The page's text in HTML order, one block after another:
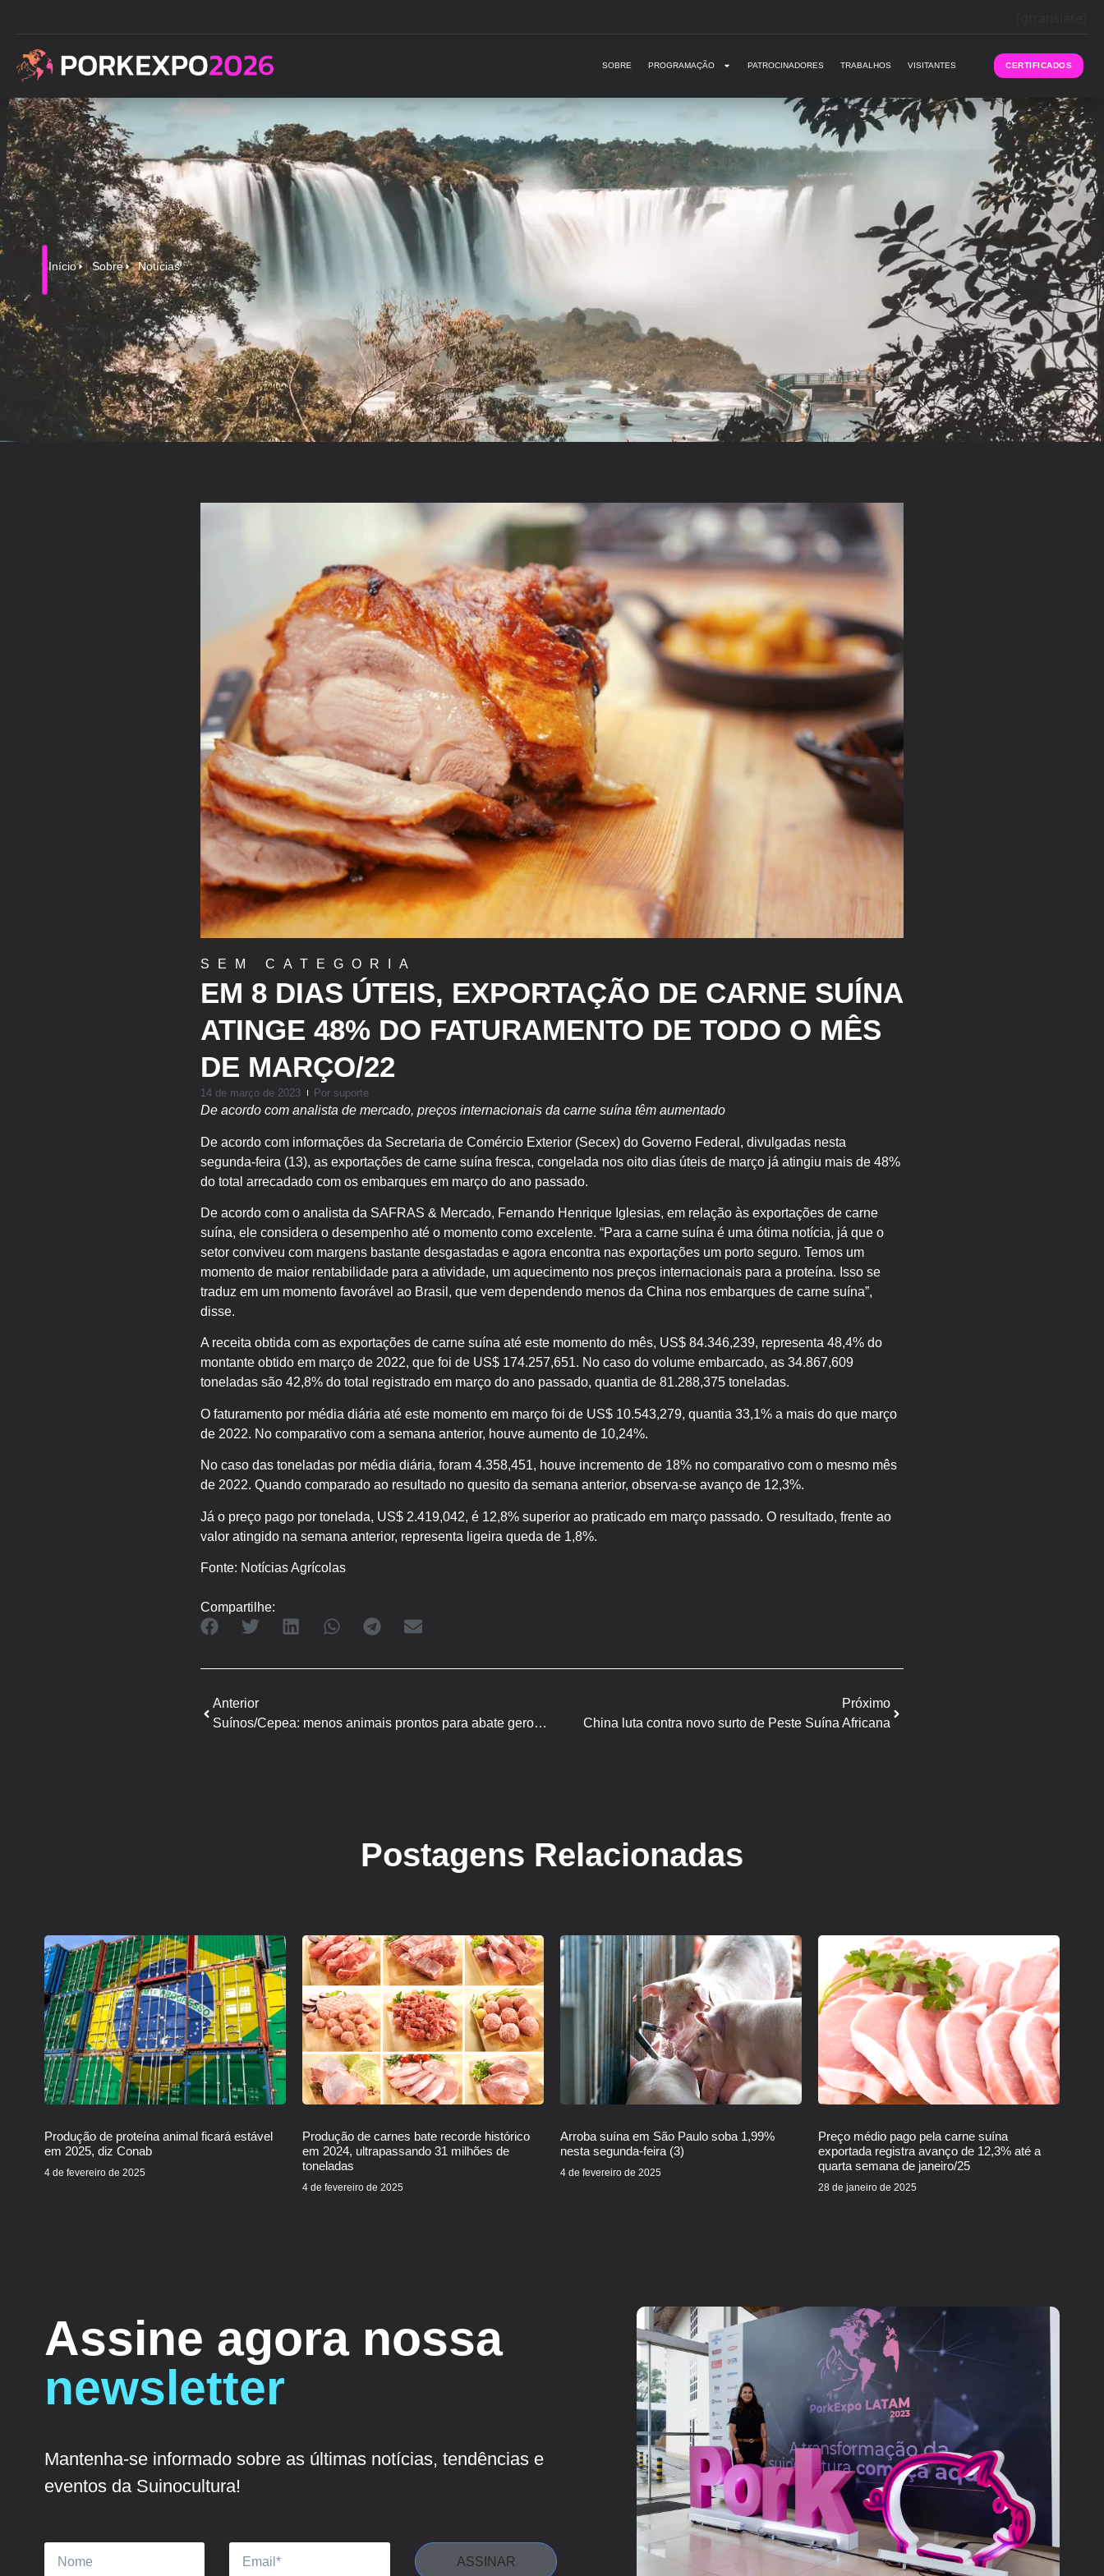
SOBRE PROGRAMAÇÃO PATROCINADORES TRABALHOS VISITANTES CERTIFICADOS
Início Sobre Notícias
SEM CATEGORIA
EM 8 DIAS ÚTEIS, EXPORTAÇÃO DE CARNE SUÍNA
ATINGE 48% DO FATURAMENTO DE TODO O MÊS
DE MARÇO/22
14 de março de 2023 Por suporte
De acordo com analista de mercado, preços internacionais da carne suína têm aumentado
De acordo com informações da Secretaria de Comércio Exterior (Secex) do Governo Federal, divulgadas nesta
segunda-feira (13), as exportações de carne suína fresca, congelada nos oito dias úteis de março já atingiu mais de 48%
do total arrecadado com os embarques em março do ano passado.
De acordo com o analista da SAFRAS & Mercado, Fernando Henrique Iglesias, em relação às exportações de carne
suína, ele considera o desempenho até o momento como excelente. “Para a carne suína é uma ótima notícia, já que o
setor conviveu com margens bastante desgastadas e agora encontra nas exportações um porto seguro. Temos um
momento de maior rentabilidade para a atividade, um aquecimento nos preços internacionais para a proteína. Isso se
traduz em um momento favorável ao Brasil, que vem dependendo menos da China nos embarques de carne suína”,
disse.
A receita obtida com as exportações de carne suína até este momento do mês, US$ 84.346,239, representa 48,4% do
montante obtido em março de 2022, que foi de US$ 174.257,651. No caso do volume embarcado, as 34.867,609
toneladas são 42,8% do total registrado em março do ano passado, quantia de 81.288,375 toneladas.
O faturamento por média diária até este momento em março foi de US$ 10.543,279, quantia 33,1% a mais do que março
de 2022. No comparativo com a semana anterior, houve aumento de 10,24%.
No caso das toneladas por média diária, foram 4.358,451, houve incremento de 18% no comparativo com o mesmo mês
de 2022. Quando comparado ao resultado no quesito da semana anterior, observa-se avanço de 12,3%.
Já o preço pago por tonelada, US$ 2.419,042, é 12,8% superior ao praticado em março passado. O resultado, frente ao
valor atingido na semana anterior, representa ligeira queda de 1,8%.
Fonte: Notícias Agrícolas
Compartilhe:
Anterior
Suínos/Cepea: menos animais prontos para abate gerou alta nos preços
Próximo
China luta contra novo surto de Peste Suína Africana
Postagens Relacionadas
Produção de proteína animal ficará estável
em 2025, diz Conab
4 de fevereiro de 2025
Produção de carnes bate recorde histórico
em 2024, ultrapassando 31 milhões de
toneladas
4 de fevereiro de 2025
Arroba suína em São Paulo soba 1,99%
nesta segunda-feira (3)
4 de fevereiro de 2025
Preço médio pago pela carne suína
exportada registra avanço de 12,3% até a
quarta semana de janeiro/25
28 de janeiro de 2025
Assine agora nossa
newsletter
Mantenha-se informado sobre as últimas notícias, tendências e
eventos da Suinocultura!
ASSINAR